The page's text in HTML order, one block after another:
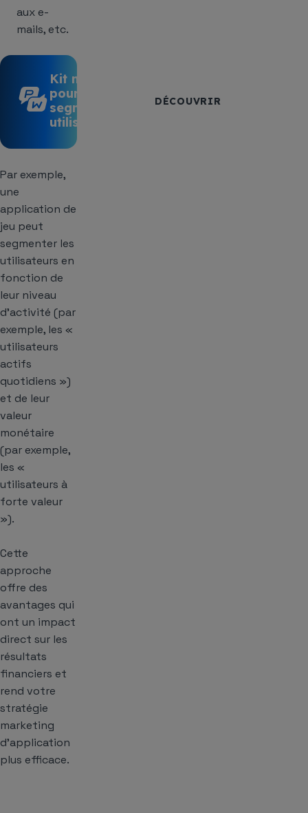
aux e-
mails, etc.
Kit marketing
pour la
segmentation
utilisateur
DÉCOUVRIR
Par exemple,
une
application de
jeu peut
segmenter les
utilisateurs en
fonction de
leur niveau
d’activité (par
exemple, les «
utilisateurs
actifs
quotidiens »)
et de leur
valeur
monétaire
(par exemple,
les «
utilisateurs à
forte valeur
»).
Cette
approche
offre des
avantages qui
ont un impact
direct sur les
résultats
financiers et
rend votre
stratégie
marketing
d’application
plus efficace.